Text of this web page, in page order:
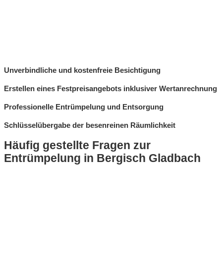
Unverbindliche und kostenfreie Besichtigung
Erstellen eines Festpreisangebots inklusiver Wertanrechnung
Professionelle Entrümpelung und Entsorgung
Schlüsselübergabe der besenreinen Räumlichkeit
Häufig gestellte Fragen zur
Entrümpelung in Bergisch Gladbach